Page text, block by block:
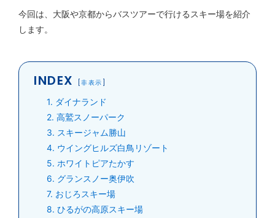
今回は、大阪や京都からバスツアーで行けるスキー場を紹介
します。
INDEX [非表示 ]
1
ダイナランド
2 高鷲スノーパーク
3
スキージャム勝山
4 ウイングヒルズ白鳥リゾート
5 ホワイトピアたかす
6 グランスノー奥伊吹
7 おじろスキー場
8 ひるがの高原スキー場